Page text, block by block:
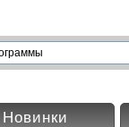
Новинки